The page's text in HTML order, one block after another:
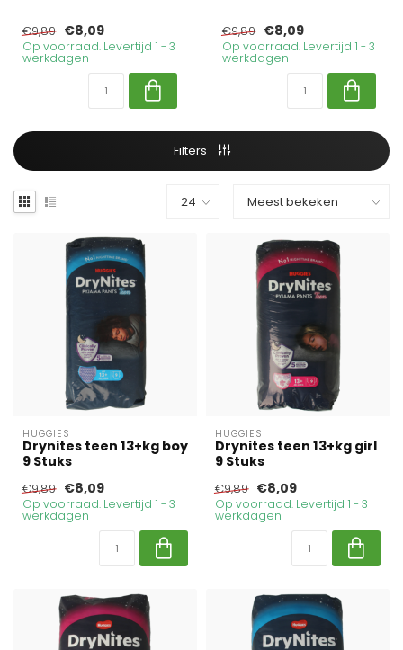
€9,89 €8,09
Op voorraad. Levertijd 1 - 3
werkdagen
€9,89 €8,09
Op voorraad. Levertijd 1 - 3
werkdagen
Filters
HUGGIES
Drynites teen 13+kg boy
9 Stuks
€9,89 €8,09
Op voorraad. Levertijd 1 - 3
werkdagen
HUGGIES
Drynites teen 13+kg girl
9 Stuks
€9,89 €8,09
Op voorraad. Levertijd 1 - 3
werkdagen